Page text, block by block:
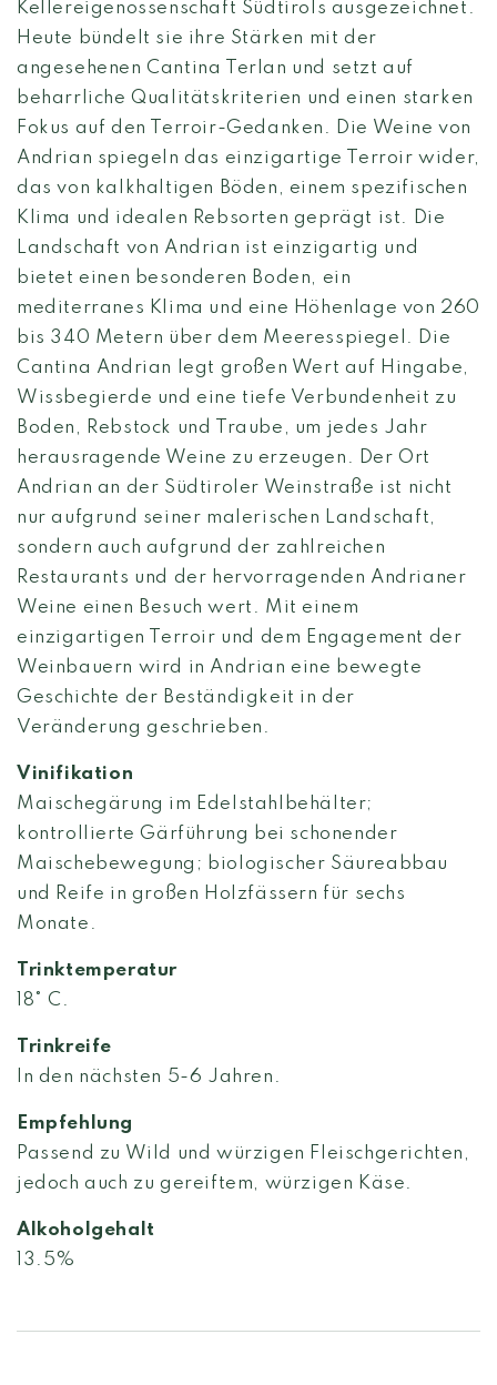
Kellereigenossenschaft Südtirols ausgezeichnet.
Heute bündelt sie ihre Stärken mit der
angesehenen Cantina Terlan und setzt auf
beharrliche Qualitätskriterien und einen starken
Fokus auf den Terroir-Gedanken. Die Weine von
Andrian spiegeln das einzigartige Terroir wider,
das von kalkhaltigen Böden, einem spezifischen
Klima und idealen Rebsorten geprägt ist. Die
Landschaft von Andrian ist einzigartig und
bietet einen besonderen Boden, ein
mediterranes Klima und eine Höhenlage von 260
bis 340 Metern über dem Meeresspiegel. Die
Cantina Andrian legt großen Wert auf Hingabe,
Wissbegierde und eine tiefe Verbundenheit zu
Boden, Rebstock und Traube, um jedes Jahr
herausragende Weine zu erzeugen. Der Ort
Andrian an der Südtiroler Weinstraße ist nicht
nur aufgrund seiner malerischen Landschaft,
sondern auch aufgrund der zahlreichen
Restaurants und der hervorragenden Andrianer
Weine einen Besuch wert. Mit einem
einzigartigen Terroir und dem Engagement der
Weinbauern wird in Andrian eine bewegte
Geschichte der Beständigkeit in der
Veränderung geschrieben.
Vinifikation
Maischegärung im Edelstahlbehälter;
kontrollierte Gärführung bei schonender
Maischebewegung; biologischer Säureabbau
und Reife in großen Holzfässern für sechs
Monate.
Trinktemperatur
18° C.
Trinkreife
In den nächsten 5-6 Jahren.
Empfehlung
Passend zu Wild und würzigen Fleischgerichten,
jedoch auch zu gereiftem, würzigen Käse.
Alkoholgehalt
13.5%